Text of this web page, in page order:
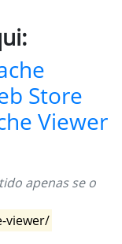
Store
Viewer
apenas se o
viewer/